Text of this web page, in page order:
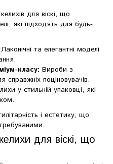
для віскі, що
які підходять для будь-
Лаконічні та елегантні моделі
класу: Вироби з
справжніх поціновувачів.
у стильній упаковці, які
і естетику, що
для віскі, що